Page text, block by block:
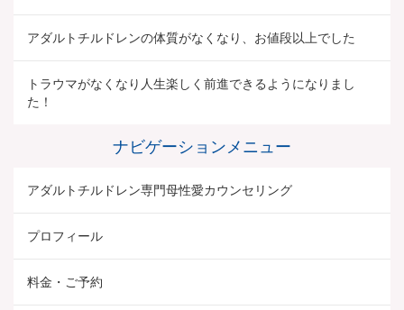
アダルトチルドレンの体質がなくなり、お値段以上でした
トラウマがなくなり人生楽しく前進できるようになりまし
た！
ナビゲーションメニュー
アダルトチルドレン専門母性愛カウンセリング
プロフィール
料金・ご予約